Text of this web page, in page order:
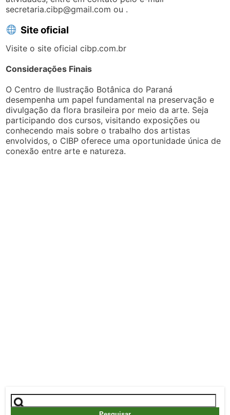
secretaria.cibp@gmail.com ou .
Site oficial
Visite o site oficial cibp.com.br
Considerações Finais
O Centro de Ilustração Botânica do Paraná
desempenha um papel fundamental na preservação e
divulgação da flora brasileira por meio da arte. Seja
participando dos cursos, visitando exposições ou
conhecendo mais sobre o trabalho dos artistas
envolvidos, o CIBP oferece uma oportunidade única de
conexão entre arte e natureza.
Pesquisar
por: